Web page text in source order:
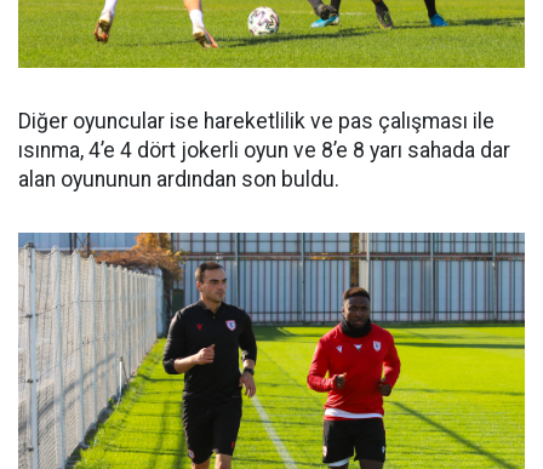
Diğer oyuncular ise hareketlilik ve pas çalışması ile
ısınma, 4’e 4 dört jokerli oyun ve 8’e 8 yarı sahada dar
alan oyununun ardından son buldu.